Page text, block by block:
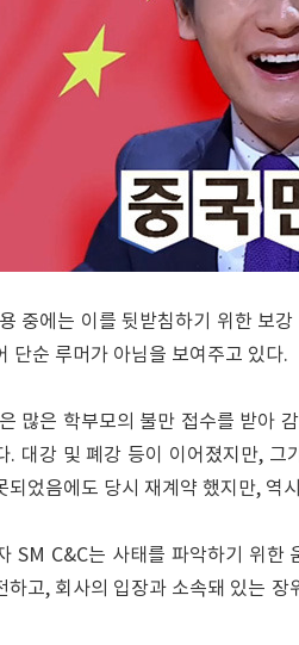
중에는 이를 뒷받침하기 위한 보
단순 루머가 아님을 보여주고 있다.
많은 학부모의 불만 접수를 받아
. 대강 및 폐강 등이 이어졌지만,
되었음에도 당시 재계약 했지만, 역
SM C&C는 사태를 파악하기 위한
하고, 회사의 입장과 소속돼 있는